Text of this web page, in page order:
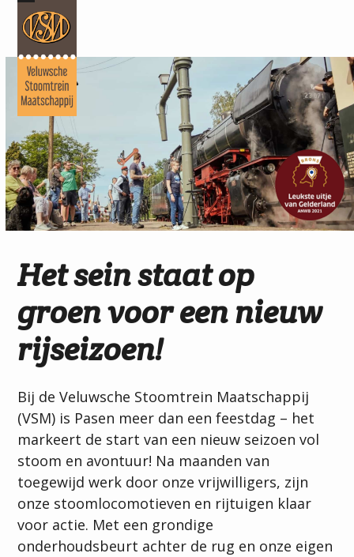
content
Open
mobile
menu
Close
mobile
menu
Het sein staat op
groen voor een nieuw
rijseizoen!
Bij de Veluwsche Stoomtrein Maatschappij
(VSM) is Pasen meer dan een feestdag – het
markeert de start van een nieuw seizoen vol
stoom en avontuur! Na maanden van
toegewijd werk door onze vrijwilligers, zijn
onze stoomlocomotieven en rijtuigen klaar
voor actie. Met een grondige
onderhoudsbeurt achter de rug en onze eigen